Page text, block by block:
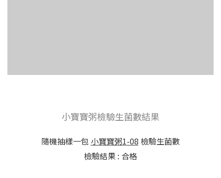
小寶寶粥檢驗生菌數結果
隨機抽樣一包 小寶寶粥1-08 檢驗生菌數
檢驗結果 : 合格